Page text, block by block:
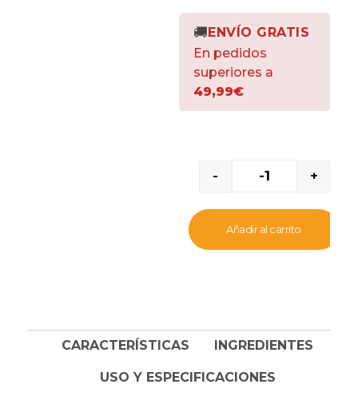
Facilita el peinado y
reduce la electricidad
estática durante el
proceso del cepillado.
Recomendado para
todo tipo de razas
densos (persa).
🚚 ENVÍO GRATIS
En pedidos
superiores a
49,99€
- +
Añadir al carrito
CARACTERÍSTICAS INGREDIENTES
USO Y ESPECIFICACIONES